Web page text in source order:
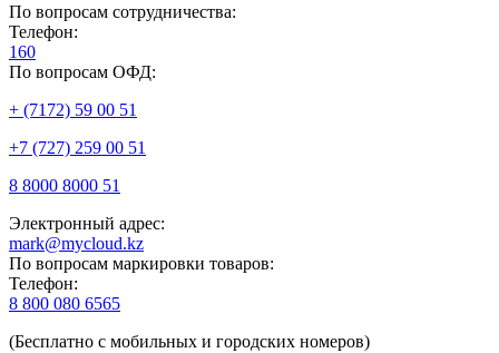
По вопросам сотрудничества:
Телефон:
160
По вопросам ОФД:
+ (7172) 59 00 51
+7 (727) 259 00 51
8 8000 8000 51
Электронный адрес:
mark@mycloud.kz
По вопросам маркировки товаров:
Телефон:
8 800 080 6565
(Бесплатно с мобильных и городских номеров)